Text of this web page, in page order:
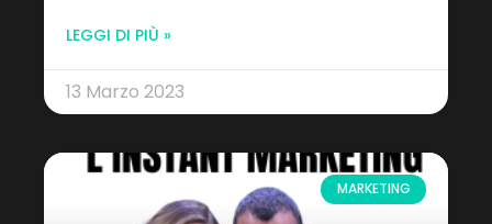
LEGGI DI PIÙ »
13 Marzo 2023
MARKETING